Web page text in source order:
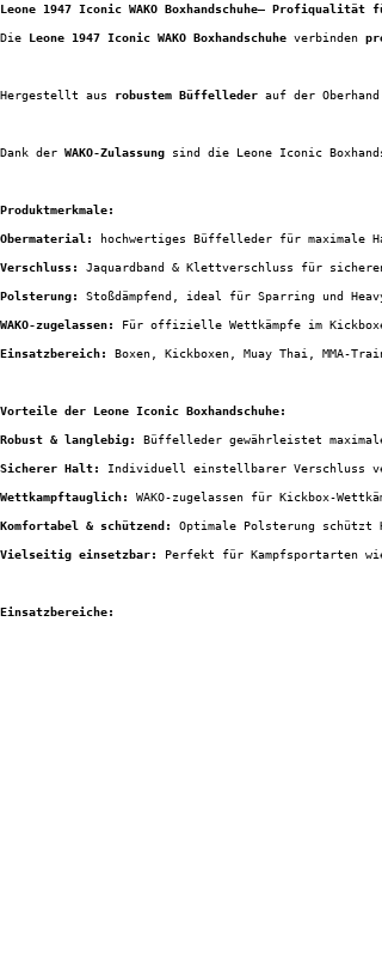
Leone 1947 Iconic WAKO Boxhandschuhe– Profiqualität
Die Leone 1947 Iconic WAKO Boxhandschuhe verbinden
Hergestellt aus robustem Büffelleder auf der
Dank der WAKO-Zulassung sind die Leone Iconic
Produktmerkmale:
Obermaterial: hochwertiges Büffelleder für maximale
Verschluss: Jaquardband & Klettverschluss für
Polsterung: Stoßdämpfend, ideal für Sparring und
WAKO-zugelassen: Für offizielle Wettkämpfe im
Einsatzbereich: Boxen, Kickboxen, Muay Thai, MMA-
Vorteile der Leone Iconic Boxhandschuhe:
Robust & langlebig: Büffelleder gewährleistet
Sicherer Halt: Individuell einstellbarer Verschluss
Wettkampftauglich: WAKO-zugelassen für Kickbox-
Komfortabel & schützend: Optimale Polsterung schützt
Vielseitig einsetzbar: Perfekt für Kampfsportarten
Einsatzbereiche: